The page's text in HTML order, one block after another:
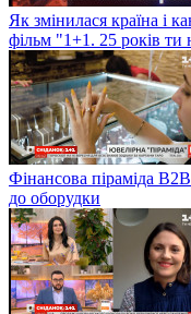
Як змінилася країна і
фільм "1+1. 25 років ти
Фінансова піраміда
до оборудки